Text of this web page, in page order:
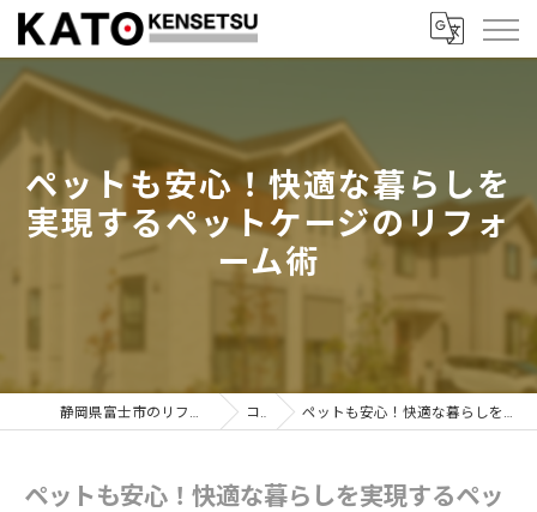
ペットも安心！快適な暮らしを
実現するペットケージのリフォ
ーム術
静岡県富士市のリフォームなら加藤建設株式会社 コラム ペットも安心！快適な暮らしを実現するペットケージのリフォーム術
ペットも安心！快適な暮らしを実現するペッ